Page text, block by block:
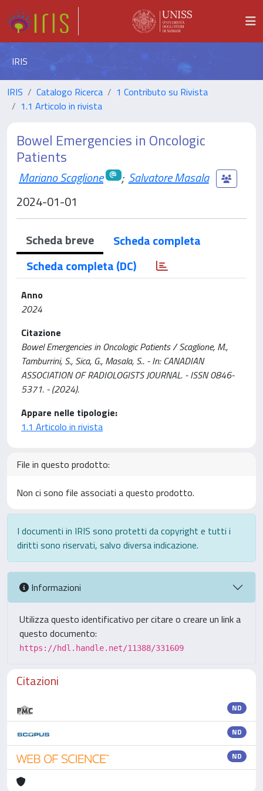
IRIS
IRIS Catalogo Ricerca
1 Contributo su Rivista
1.1 Articolo in rivista
Bowel Emergencies in Oncologic
Patients
Mariano Scaglione ; Salvatore Masala
2024-01-01
Scheda breve
Scheda completa
Scheda completa (DC)
Anno
2024
Citazione
Bowel Emergencies in Oncologic Patients / Scaglione, M.,
Tamburrini, S., Sica, G., Masala, S.. - In: CANADIAN
ASSOCIATION OF RADIOLOGISTS JOURNAL. - ISSN 0846-
5371. - (2024).
Appare nelle tipologie:
1.1 Articolo in rivista
File in questo prodotto:
Non ci sono file associati a questo prodotto.
I documenti in IRIS sono protetti da copyright e tutti i
diritti sono riservati, salvo diversa indicazione.
Informazioni
Utilizza questo identificativo per citare o creare un link a
questo documento:
https://hdl.handle.net/11388/331609
Citazioni
ND
ND
ND